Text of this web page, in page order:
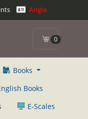
Anglo
0
Books
Books
E-Scales